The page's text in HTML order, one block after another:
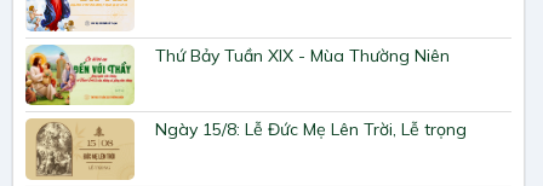
Thứ Bảy Tuần XIX - Mùa Thường Niên
Ngày 15/8: Lễ Đức Mẹ Lên Trời, Lễ trọng